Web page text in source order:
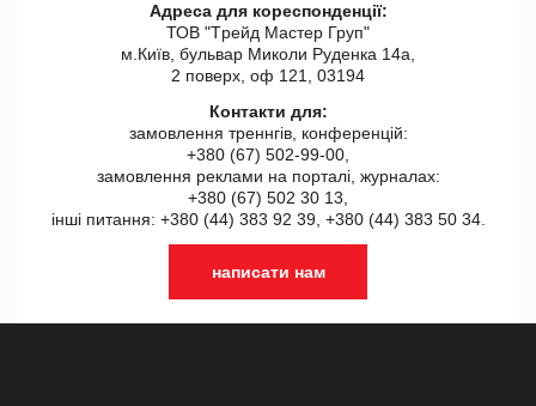
Адреса для кореспонденції:
ТОВ "Tрейд Мастер Груп"
м.Київ, бульвар Миколи Руденка 14а,
2 поверх, оф 121, 03194
Контакти для:
замовлення треннгів, конференцій:
+380 (67) 502-99-00,
замовлення реклами на порталі, журналах:
+380 (67) 502 30 13,
інші питання: +380 (44) 383 92 39, +380 (44) 383 50 34.
написати нам